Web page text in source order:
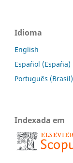
Idioma
English
Español (España)
Português (Brasil)
Indexada em